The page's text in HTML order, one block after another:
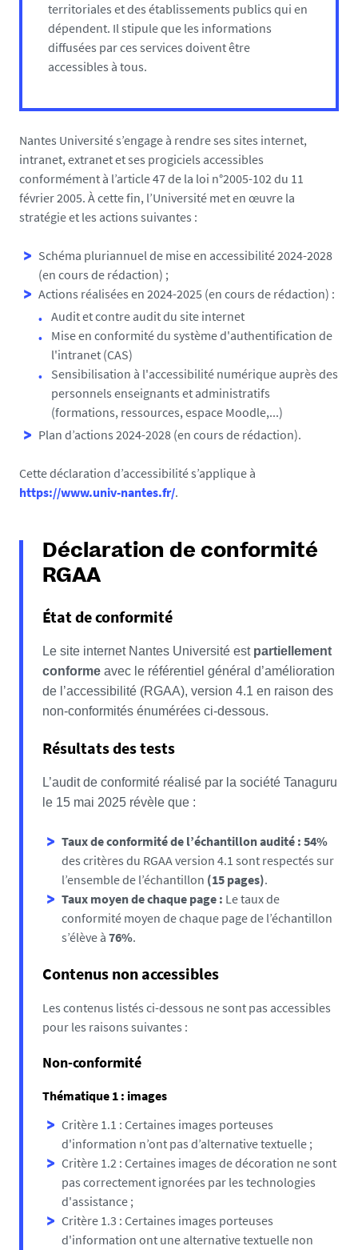
territoriales et des établissements publics qui en
dépendent. Il stipule que les informations
diffusées par ces services doivent être
accessibles à tous.
Nantes Université s’engage à rendre ses sites internet,
intranet, extranet et ses progiciels accessibles
conformément à l’article 47 de la loi n°2005-102 du 11
février 2005. À cette fin, l’Université met en œuvre la
stratégie et les actions suivantes :
Schéma pluriannuel de mise en accessibilité 2024-2028
(en cours de rédaction) ;
Actions réalisées en 2024-2025 (en cours de rédaction) :
Audit et contre audit du site internet
Mise en conformité du système d'authentification de
l'intranet (CAS)
Sensibilisation à l'accessibilité numérique auprès des
personnels enseignants et administratifs
(formations, ressources, espace Moodle,...)
Plan d’actions 2024-2028 (en cours de rédaction).
Cette déclaration d’accessibilité s’applique à
https://www.univ-nantes.fr/.
Déclaration de conformité
RGAA
État de conformité
Le site internet Nantes Université est partiellement
conforme avec le référentiel général d’amélioration
de l’accessibilité (RGAA), version 4.1 en raison des
non-conformités énumérées ci-dessous.
Résultats des tests
L’audit de conformité réalisé par la société Tanaguru
le 15 mai 2025 révèle que :
Taux de conformité de l’échantillon audité : 54%
des critères du RGAA version 4.1 sont respectés sur
l’ensemble de l’échantillon (15 pages).
Taux moyen de chaque page : Le taux de
conformité moyen de chaque page de l’échantillon
s’élève à 76%.
Contenus non accessibles
Les contenus listés ci-dessous ne sont pas accessibles
pour les raisons suivantes :
Non-conformité
Thématique 1 : images
Critère 1.1 : Certaines images porteuses
d'information n’ont pas d’alternative textuelle ;
Critère 1.2 : Certaines images de décoration ne sont
pas correctement ignorées par les technologies
d'assistance ;
Critère 1.3 : Certaines images porteuses
d'information ont une alternative textuelle non